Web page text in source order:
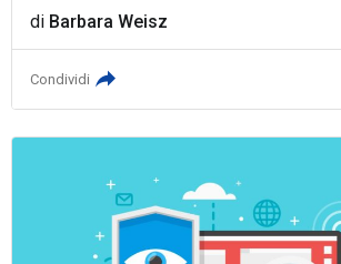
di Barbara Weisz
Condividi